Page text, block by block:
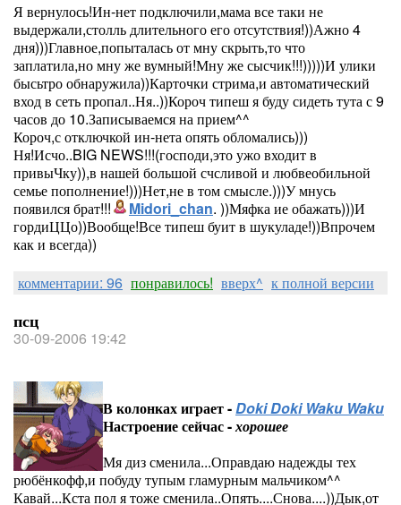
Я вернулось!Ин-нет подключили,мама все таки не
выдержали,столль длительного его отсутствия!))Ажно 4
дня)))Главное,попыталась от мну скрыть,то что
заплатила,но мну же вумный!Мну же сысчик!!!)))))И улики
бысьтро обнаружила))Карточки стрима,и автоматический
вход в сеть пропал..Ня..))Короч типеш я буду сидеть тута с 9
часов до 10.Записываемся на прием^^
Короч,с отключкой ин-нета опять обломались)))
Ня!Исчо..BIG NEWS!!!(господи,это ужо входит в
привыЧку)),в нашей большой счсливой и любвеобильной
семье пополнение!)))Нет,не в том смысле.)))У мнусь
появился брат!!!
Midori_chan. ))Мяфка ие обажать)))И
гордиЦЦо))Вообще!Все типеш буит в шукуладе!))Впрочем
как и всегда))
комментарии: 96 понравилось! вверх^ к полной версии
псц
30-09-2006 19:42
В колонках играет -Doki Doki Waku Waku
Настроение сейчас -хорошее
Мя диз сменила...Оправдаю надежды тех
рюбёнкофф,и побуду тупым гламурным мальчиком^^
Кавай...Кста пол я тоже сменила..Опять....Снова....))Дык,от